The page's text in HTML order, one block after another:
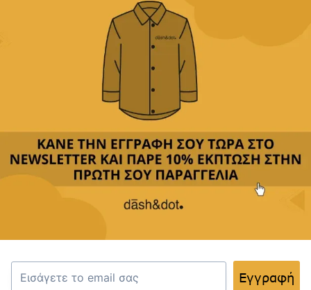
& γρήγορη παράδοση
δωρεάν μεταφορικά με αγορές άνω των
όλες τις πιστωτικές αντικαταβολή
Κριτικές(0)
Αποστολή & Επιστροφές
Κριτικές
Δεν υπάρχουν κριτικές για το προϊόν. Εγγραφή